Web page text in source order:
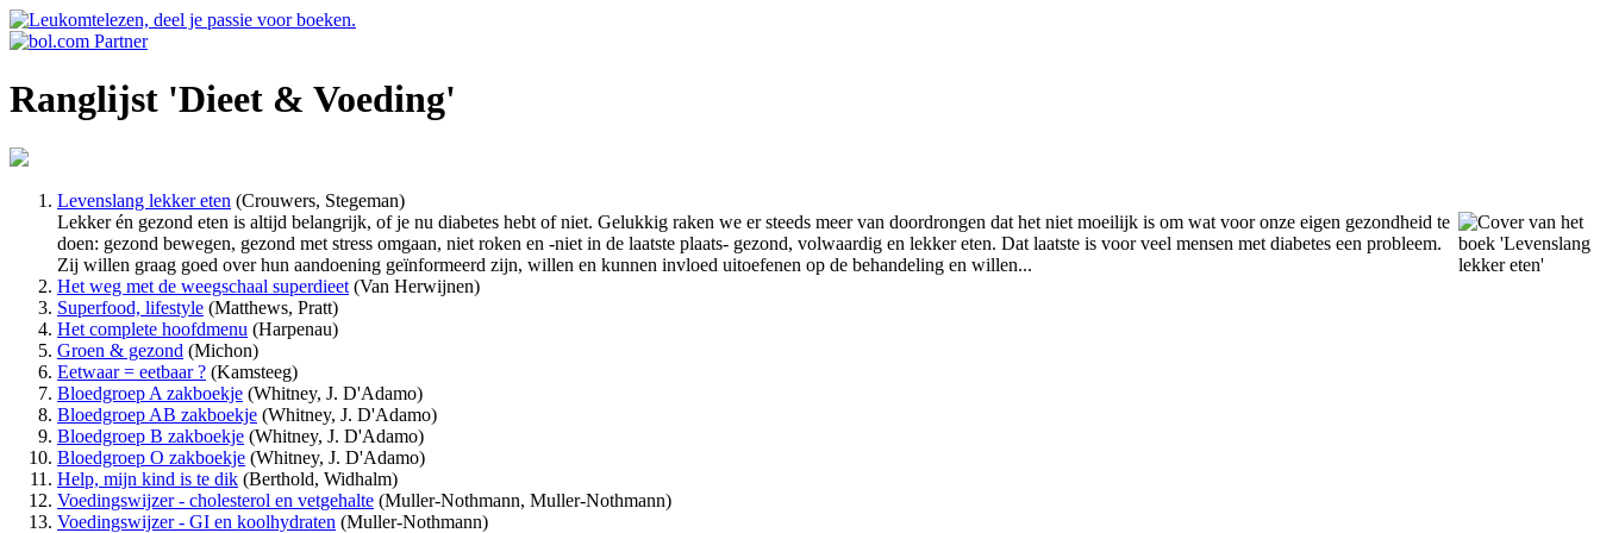
Ranglijst 'Dieet & Voeding'
Levenslang lekker eten (Crouwers, Stegeman)
Lekker én gezond eten is altijd belangrijk, of je nu diabetes hebt of niet. Gelukkig raken we er steeds meer van doordrongen dat het niet moeilijk is om wat voor onze eigen gezondheid te
doen: gezond bewegen, gezond met stress omgaan, niet roken en -niet in de laatste plaats- gezond, volwaardig en lekker eten. Dat laatste is voor veel mensen met diabetes een probleem.
Zij willen graag goed over hun aandoening geïnformeerd zijn, willen en kunnen invloed uitoefenen op de behandeling en willen...
Het weg met de weegschaal superdieet (Van Herwijnen)
Superfood, lifestyle (Matthews, Pratt)
Het complete hoofdmenu (Harpenau)
Groen & gezond (Michon)
Eetwaar = eetbaar ? (Kamsteeg)
Bloedgroep A zakboekje (Whitney, J. D'Adamo)
Bloedgroep AB zakboekje (Whitney, J. D'Adamo)
Bloedgroep B zakboekje (Whitney, J. D'Adamo)
Bloedgroep O zakboekje (Whitney, J. D'Adamo)
Help, mijn kind is te dik (Berthold, Widhalm)
Voedingswijzer - cholesterol en vetgehalte (Muller-Nothmann, Muller-Nothmann)
Voedingswijzer - GI en koolhydraten (Muller-Nothmann)